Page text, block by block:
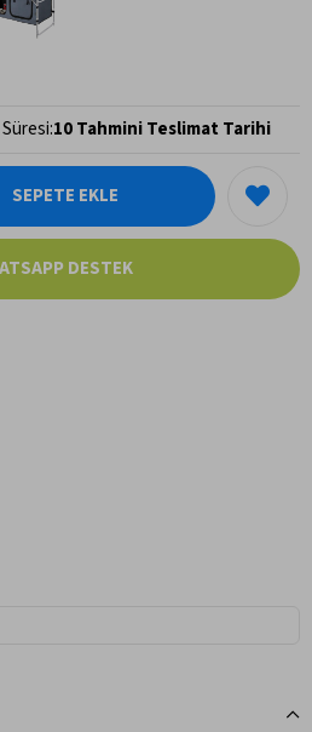
:10 Tahmini Teslimat Tarihi
DESTEK